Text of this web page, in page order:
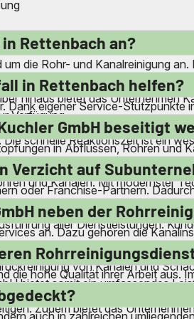
Rettenbach an?
die Rohr- und Kanalreinigung
und Inkrustierungen.
hinaus bietet das Unternehmen
Verfügung.
in Rettenbach helfen?
Dank eigener Service-Stützpunkte
und an Feiertagen zur
schnelle Reaktionszeit ist ein
GmbH beseitigt
in Abflüssen, Rohren und
in Waschmaschinen- und
und Kanälen. Mit modernster
Verzicht auf
oder Franchise-Partnern.
qualifizierten Mitarbeitern
aller Dienstleistungen.
neben der
an. Dazu gehören die
Das Unternehmen führt auch die
von Kanälen und
bietet somit ein umfassendes
die hohe Qualität ihrer Arbeit aus.
Arbeitsqualität ermöglicht. Die
Zudem bietet das